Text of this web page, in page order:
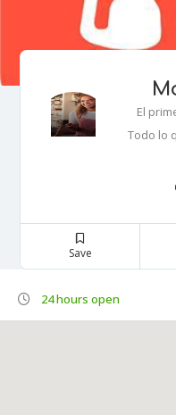
El
Todo lo
Save
24 hours open